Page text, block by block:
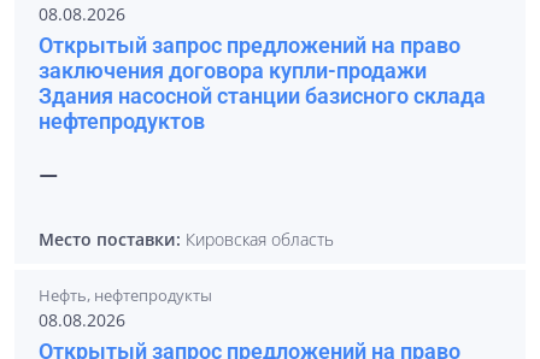
08.08.2026
Открытый запрос предложений на право
заключения договора купли-продажи
Здания насосной станции базисного склада
нефтепродуктов
—
Место поставки: Кировская область
Нефть, нефтепродукты
08.08.2026
Открытый запрос предложений на право